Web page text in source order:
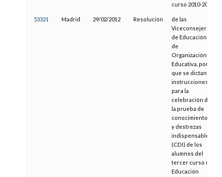
curso 2010-2011
53321 Madrid 29/02/2012 Resolución
de las
Viceconsejerías
de Educación y
de
Organización
Educativa, por la
que se dictan
instrucciones
para la
celebración de
la prueba de
conocimientos
y destrezas
indispensables
(CDI) de los
alumnos del
tercer curso de
Educación